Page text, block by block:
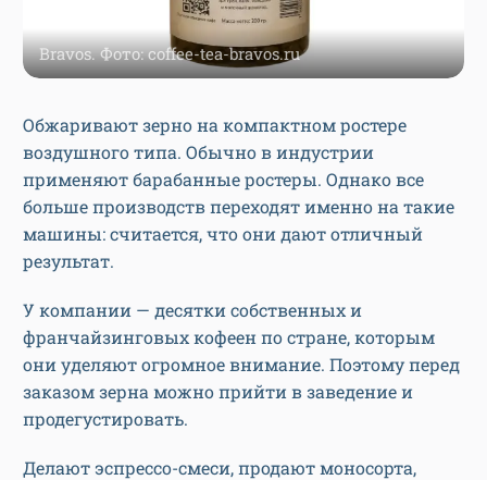
Bravos. Фото: coffee-tea-bravos.ru
Обжаривают зерно на компактном ростере
воздушного типа. Обычно в индустрии
применяют барабанные ростеры. Однако все
больше производств переходят именно на такие
машины: считается, что они дают отличный
результат.
У компании — десятки собственных и
франчайзинговых кофеен по стране, которым
они уделяют огромное внимание. Поэтому перед
заказом зерна можно прийти в заведение и
продегустировать.
Делают эспрессо-смеси, продают моносорта,